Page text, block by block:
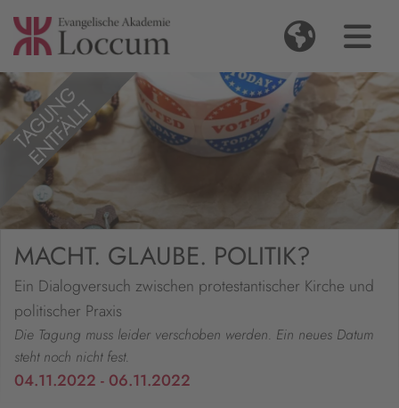
MACHT. GLAUBE. POLITIK?
Ein Dialogversuch zwischen protestantischer Kirche und
politischer Praxis
Die Tagung muss leider verschoben werden. Ein neues Datum
steht noch nicht fest.
04.11.2022 - 06.11.2022